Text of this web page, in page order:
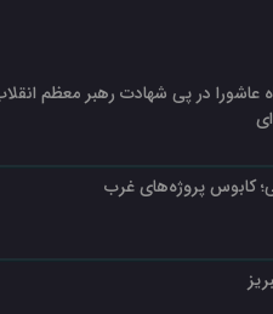
عاشورا در پی شهادت رهبر معظم
کابوس پروژه‌های غرب